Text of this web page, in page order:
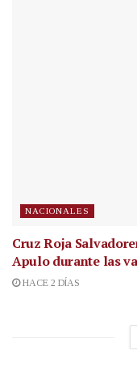
NACIONALES
Cruz Roja
Apulo durante las
HACE 2 DÍAS